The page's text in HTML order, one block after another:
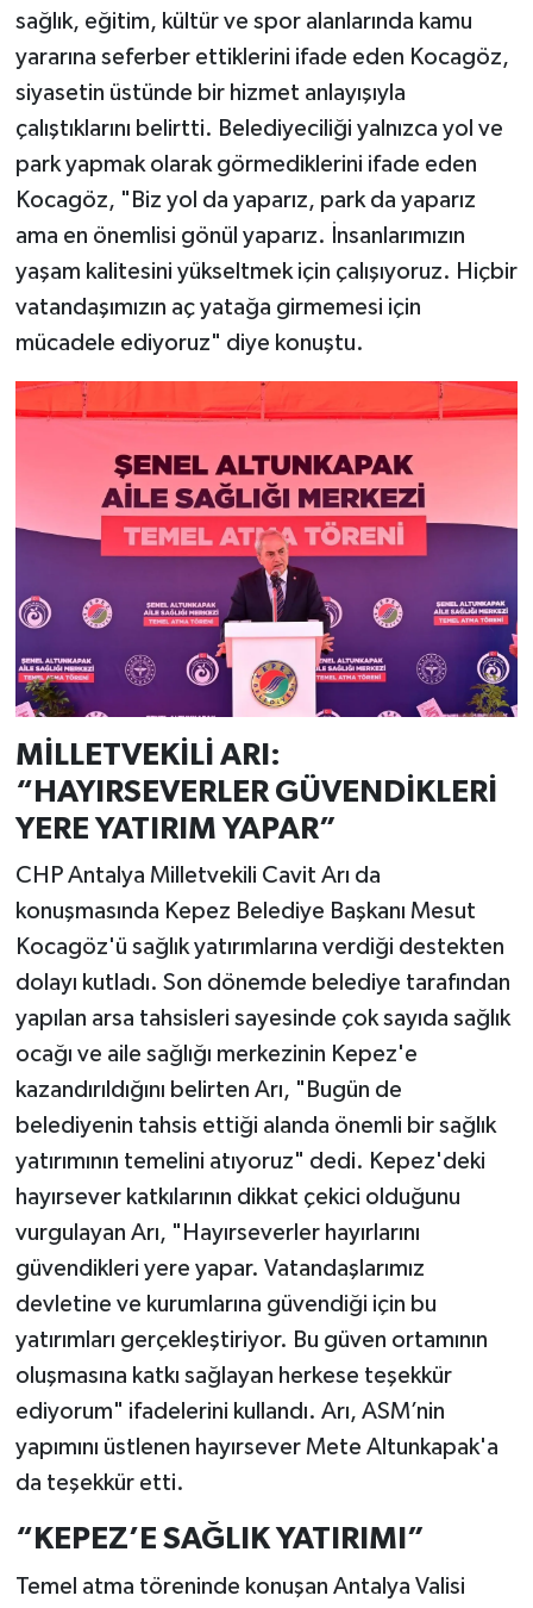
sağlık, eğitim, kültür ve spor alanlarında kamu
yararına seferber ettiklerini ifade eden Kocagöz,
siyasetin üstünde bir hizmet anlayışıyla
çalıştıklarını belirtti. Belediyeciliği yalnızca yol ve
park yapmak olarak görmediklerini ifade eden
Kocagöz, "Biz yol da yaparız, park da yaparız
ama en önemlisi gönül yaparız. İnsanlarımızın
yaşam kalitesini yükseltmek için çalışıyoruz. Hiçbir
vatandaşımızın aç yatağa girmemesi için
mücadele ediyoruz" diye konuştu.
MİLLETVEKİLİ ARI:
“HAYIRSEVERLER GÜVENDİKLERİ
YERE YATIRIM YAPAR”
CHP Antalya Milletvekili Cavit Arı da
konuşmasında Kepez Belediye Başkanı Mesut
Kocagöz'ü sağlık yatırımlarına verdiği destekten
dolayı kutladı. Son dönemde belediye tarafından
yapılan arsa tahsisleri sayesinde çok sayıda sağlık
ocağı ve aile sağlığı merkezinin Kepez'e
kazandırıldığını belirten Arı, "Bugün de
belediyenin tahsis ettiği alanda önemli bir sağlık
yatırımının temelini atıyoruz" dedi. Kepez'deki
hayırsever katkılarının dikkat çekici olduğunu
vurgulayan Arı, "Hayırseverler hayırlarını
güvendikleri yere yapar. Vatandaşlarımız
devletine ve kurumlarına güvendiği için bu
yatırımları gerçekleştiriyor. Bu güven ortamının
oluşmasına katkı sağlayan herkese teşekkür
ediyorum" ifadelerini kullandı. Arı, ASM’nin
yapımını üstlenen hayırsever Mete Altunkapak'a
da teşekkür etti.
“KEPEZ’E SAĞLIK YATIRIMI”
Temel atma töreninde konuşan Antalya Valisi